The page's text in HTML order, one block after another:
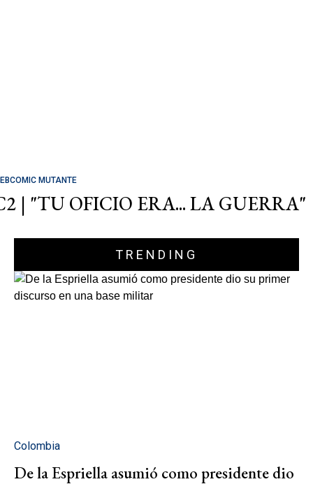
MUTANTE
| "TU OFICIO ERA... LA GUERRA"
TRENDING
Colombia
De la Espriella asumió como presidente dio